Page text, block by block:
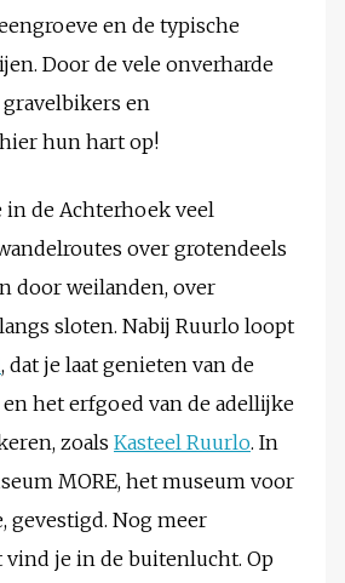
en de typische
Door de vele onverharde
en
hun hart op!
in de Achterhoek veel
over grotendeels
door weilanden, over
sloten. Nabij Ruurlo loopt
, dat je laat genieten van de
het erfgoed van de adellijke
zoals Kasteel Ruurlo. In
MORE, het museum voor
gevestigd. Nog meer
je in de buitenlucht. Op